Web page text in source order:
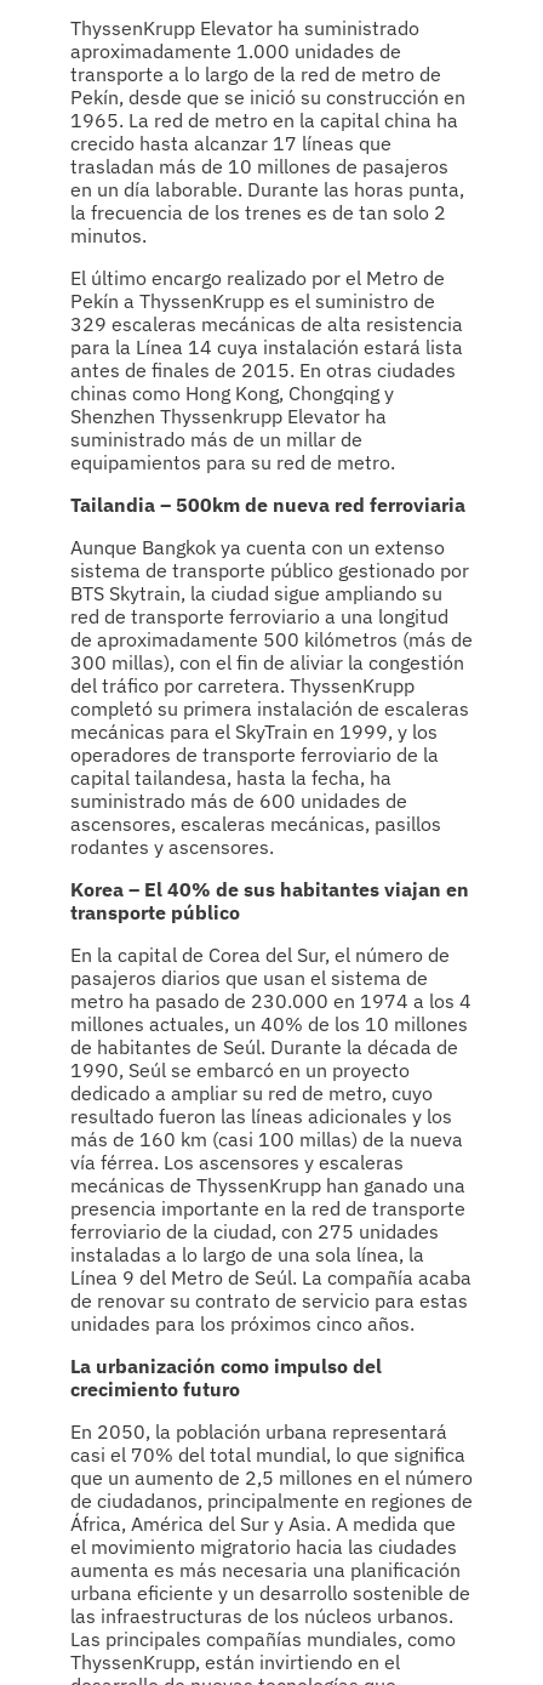
ThyssenKrupp Elevator ha suministrado
aproximadamente 1.000 unidades de
transporte a lo largo de la red de metro de
Pekín, desde que se inició su construcción en
1965. La red de metro en la capital china ha
crecido hasta alcanzar 17 líneas que
trasladan más de 10 millones de pasajeros
en un día laborable. Durante las horas punta,
la frecuencia de los trenes es de tan solo 2
minutos.
El último encargo realizado por el Metro de
Pekín a ThyssenKrupp es el suministro de
329 escaleras mecánicas de alta resistencia
para la Línea 14 cuya instalación estará lista
antes de finales de 2015. En otras ciudades
chinas como Hong Kong, Chongqing y
Shenzhen Thyssenkrupp Elevator ha
suministrado más de un millar de
equipamientos para su red de metro.
Tailandia – 500km de nueva red ferroviaria
Aunque Bangkok ya cuenta con un extenso
sistema de transporte público gestionado por
BTS Skytrain, la ciudad sigue ampliando su
red de transporte ferroviario a una longitud
de aproximadamente 500 kilómetros (más de
300 millas), con el fin de aliviar la congestión
del tráfico por carretera. ThyssenKrupp
completó su primera instalación de escaleras
mecánicas para el SkyTrain en 1999, y los
operadores de transporte ferroviario de la
capital tailandesa, hasta la fecha, ha
suministrado más de 600 unidades de
ascensores, escaleras mecánicas, pasillos
rodantes y ascensores.
Korea – El 40% de sus habitantes viajan en
transporte público
En la capital de Corea del Sur, el número de
pasajeros diarios que usan el sistema de
metro ha pasado de 230.000 en 1974 a los 4
millones actuales, un 40% de los 10 millones
de habitantes de Seúl. Durante la década de
1990, Seúl se embarcó en un proyecto
dedicado a ampliar su red de metro, cuyo
resultado fueron las líneas adicionales y los
más de 160 km (casi 100 millas) de la nueva
vía férrea. Los ascensores y escaleras
mecánicas de ThyssenKrupp han ganado una
presencia importante en la red de transporte
ferroviario de la ciudad, con 275 unidades
instaladas a lo largo de una sola línea, la
Línea 9 del Metro de Seúl. La compañía acaba
de renovar su contrato de servicio para estas
unidades para los próximos cinco años.
La urbanización como impulso del
crecimiento futuro
En 2050, la población urbana representará
casi el 70% del total mundial, lo que significa
que un aumento de 2,5 millones en el número
de ciudadanos, principalmente en regiones de
África, América del Sur y Asia. A medida que
el movimiento migratorio hacia las ciudades
aumenta es más necesaria una planificación
urbana eficiente y un desarrollo sostenible de
las infraestructuras de los núcleos urbanos.
Las principales compañías mundiales, como
ThyssenKrupp, están invirtiendo en el